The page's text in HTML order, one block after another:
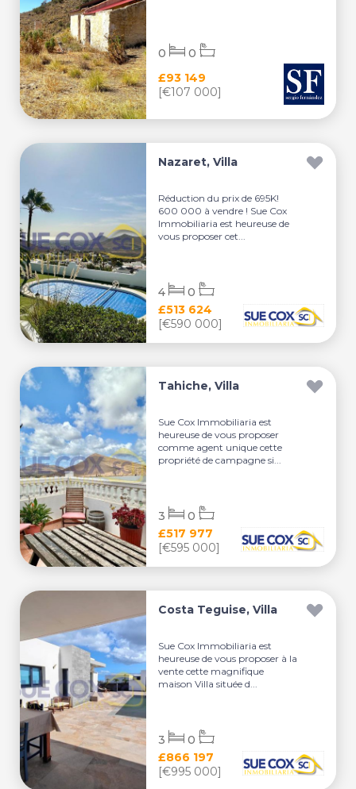
£93 149
[€107 000]
0 0
Nazaret, Villa
Réduction du prix de 695K!
600 000 à vendre ! Sue Cox
Immobiliaria est heureuse de
vous proposer cet...
£513 624
[€590 000]
4 0
Tahiche, Villa
Sue Cox Immobiliaria est
heureuse de vous proposer
comme agent unique cette
propriété de campagne si...
£517 977
[€595 000]
3 0
Costa Teguise, Villa
Sue Cox Immobiliaria est
heureuse de vous proposer à la
vente cette magnifique
maison Villa située d...
£866 197
[€995 000]
3 0